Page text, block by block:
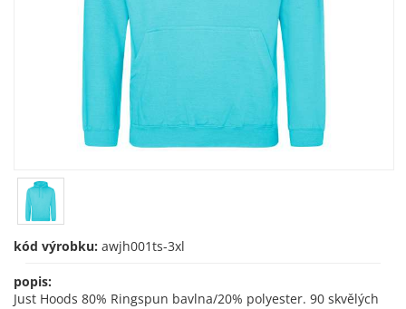
kód výrobku: awjh001ts-3xl
popis:
Just Hoods 80% Ringspun bavlna/20% polyester. 90 skvělých